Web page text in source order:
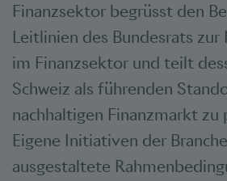
Finanzsektor begrüsst den
Leitlinien des Bundesrats
im Finanzsektor und teilt
Schweiz als führenden
nachhaltigen Finanzmarkt zu
Eigene Initiativen der
ausgestaltete